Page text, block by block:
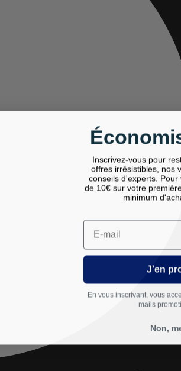
Inscrivez-vous pour
offres irrésistibles, nos
conseils d'experts.
de 10€ sur votre
minimum
Email
J'en
En vous inscrivant, vous
mails
Non,